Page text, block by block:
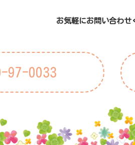
お気軽にお問い合わせ
97-0033